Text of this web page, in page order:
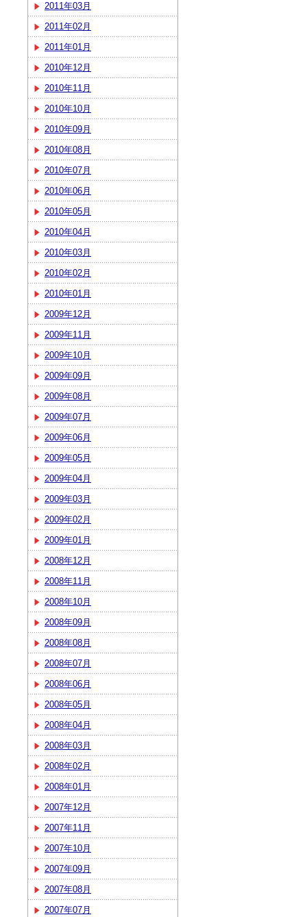
2011年03月
2011年02月
2011年01月
2010年12月
2010年11月
2010年10月
2010年09月
2010年08月
2010年07月
2010年06月
2010年05月
2010年04月
2010年03月
2010年02月
2010年01月
2009年12月
2009年11月
2009年10月
2009年09月
2009年08月
2009年07月
2009年06月
2009年05月
2009年04月
2009年03月
2009年02月
2009年01月
2008年12月
2008年11月
2008年10月
2008年09月
2008年08月
2008年07月
2008年06月
2008年05月
2008年04月
2008年03月
2008年02月
2008年01月
2007年12月
2007年11月
2007年10月
2007年09月
2007年08月
2007年07月